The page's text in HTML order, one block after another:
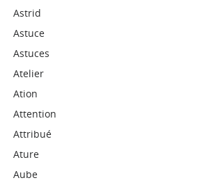
Astrid
Astuce
Astuces
Atelier
Ation
Attention
Attribué
Ature
Aube